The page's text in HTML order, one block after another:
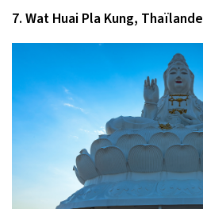
7. Wat Huai Pla Kung, Thaïlande